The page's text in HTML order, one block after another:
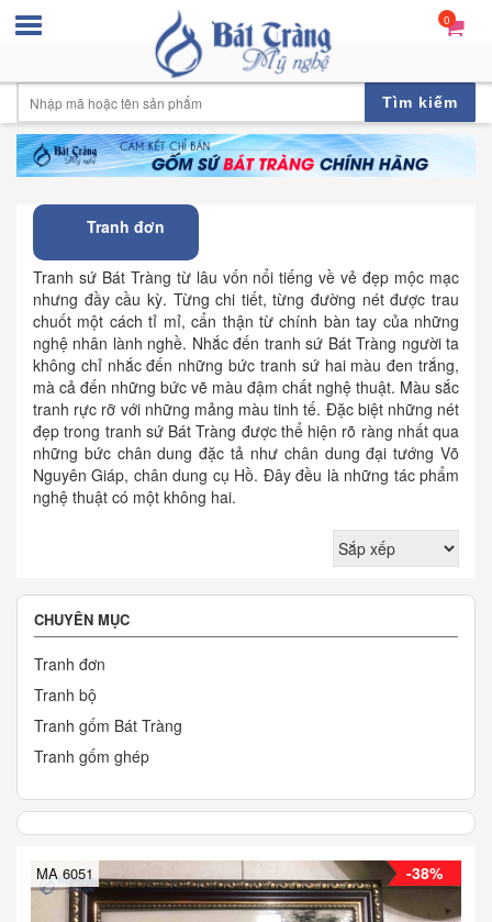
0
Tìm kiếm
Tranh đơn
Tranh sứ Bát Tràng từ lâu vốn nổi tiếng về vẻ đẹp mộc mạc
nhưng đầy cầu kỳ. Từng chi tiết, từng đường nét được trau
chuốt một cách tỉ mỉ, cẩn thận từ chính bàn tay của những
nghệ nhân lành nghề. Nhắc đến tranh sứ Bát Tràng người ta
không chỉ nhắc đến những bức tranh sứ hai màu đen trắng,
mà cả đến những bức vẽ màu đậm chất nghệ thuật. Màu sắc
tranh rực rỡ với những mảng màu tinh tế. Đặc biệt những nét
đẹp trong tranh sứ Bát Tràng được thể hiện rõ ràng nhất qua
những bức chân dung đặc tả như chân dung đại tướng Võ
Nguyên Giáp, chân dung cụ Hồ. Đây đều là những tác phẩm
nghệ thuật có một không hai.
CHUYÊN MỤC
Tranh đơn
Tranh bộ
Tranh gốm Bát Tràng
Tranh gốm ghép
-38%
MA 6051